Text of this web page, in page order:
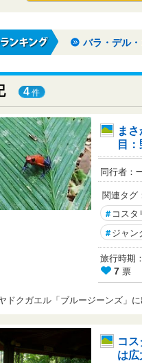
バラ・デル
4 件
ま
目
同行者：
関連タグ
# コスタ
#ジャン
旅行時期
7 票
ドクガエル「ブルージーンズ」
コ
は